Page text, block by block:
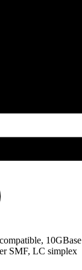
SMF, LC simplex